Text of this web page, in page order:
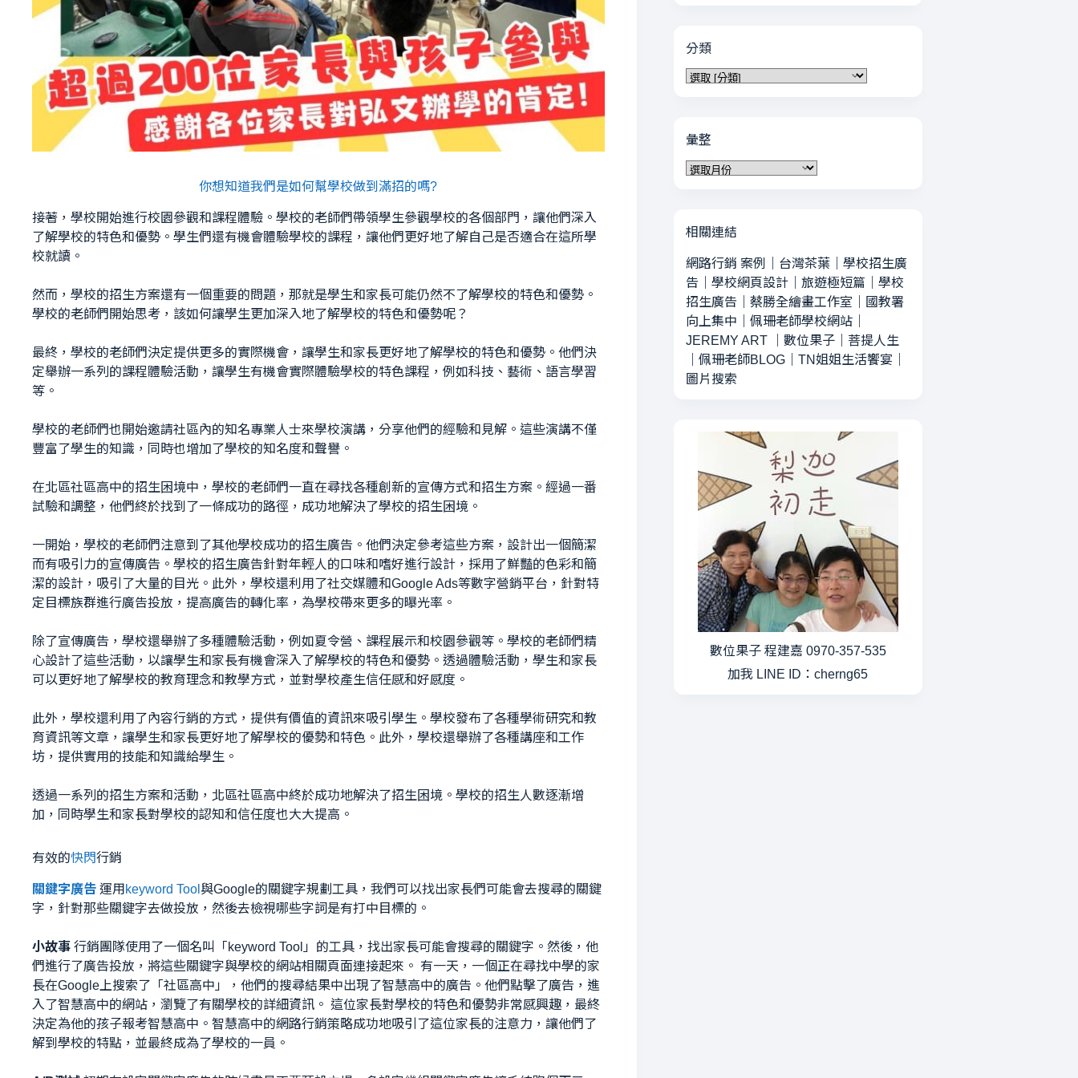
你想知道我們是如何幫學校做到滿招的嗎?
接著，學校開始進行校園參觀和課程體驗。學校的老師們帶領學生參觀學校的各個部門，讓他們深入
了解學校的特色和優勢。學生們還有機會體驗學校的課程，讓他們更好地了解自己是否適合在這所學
校就讀。
然而，學校的招生方案還有一個重要的問題，那就是學生和家長可能仍然不了解學校的特色和優勢。
學校的老師們開始思考，該如何讓學生更加深入地了解學校的特色和優勢呢？
最終，學校的老師們決定提供更多的實際機會，讓學生和家長更好地了解學校的特色和優勢。他們決
定舉辦一系列的課程體驗活動，讓學生有機會實際體驗學校的特色課程，例如科技、藝術、語言學習
等。
學校的老師們也開始邀請社區內的知名專業人士來學校演講，分享他們的經驗和見解。這些演講不僅
豐富了學生的知識，同時也增加了學校的知名度和聲譽。
在北區社區高中的招生困境中，學校的老師們一直在尋找各種創新的宣傳方式和招生方案。經過一番
試驗和調整，他們終於找到了一條成功的路徑，成功地解決了學校的招生困境。
一開始，學校的老師們注意到了其他學校成功的招生廣告。他們決定參考這些方案，設計出一個簡潔
而有吸引力的宣傳廣告。學校的招生廣告針對年輕人的口味和嗜好進行設計，採用了鮮豔的色彩和簡
潔的設計，吸引了大量的目光。此外，學校還利用了社交媒體和Google Ads等數字營銷平台，針對特
定目標族群進行廣告投放，提高廣告的轉化率，為學校帶來更多的曝光率。
除了宣傳廣告，學校還舉辦了多種體驗活動，例如夏令營、課程展示和校園參觀等。學校的老師們精
心設計了這些活動，以讓學生和家長有機會深入了解學校的特色和優勢。透過體驗活動，學生和家長
可以更好地了解學校的教育理念和教學方式，並對學校產生信任感和好感度。
此外，學校還利用了內容行銷的方式，提供有價值的資訊來吸引學生。學校發布了各種學術研究和教
育資訊等文章，讓學生和家長更好地了解學校的優勢和特色。此外，學校還舉辦了各種講座和工作
坊，提供實用的技能和知識給學生。
透過一系列的招生方案和活動，北區社區高中終於成功地解決了招生困境。學校的招生人數逐漸增
加，同時學生和家長對學校的認知和信任度也大大提高。
有效的快閃行銷
關鍵字廣告 運用 keyword Tool 與Google的關鍵字規劃工具，我們可以找出家長們可能會去搜尋的關鍵
字，針對那些關鍵字去做投放，然後去檢視哪些字詞是有打中目標的。
小故事 行銷團隊使用了一個名叫「keyword Tool」的工具，找出家長可能會搜尋的關鍵字。然後，他
們進行了廣告投放，將這些關鍵字與學校的網站相關頁面連接起來。 有一天，一個正在尋找中學的家
長在Google上搜索了「社區高中」，他們的搜尋結果中出現了智慧高中的廣告。他們點擊了廣告，進
入了智慧高中的網站，瀏覽了有關學校的詳細資訊。 這位家長對學校的特色和優勢非常感興趣，最終
決定為他的孩子報考智慧高中。智慧高中的網路行銷策略成功地吸引了這位家長的注意力，讓他們了
解到學校的特點，並最終成為了學校的一員。
分類
分
彙整
彙
相關連結
網路行銷 案例 台灣茶葉｜ 學校招生廣
告
學校網頁設計｜ 旅遊極短篇
學校
招生廣告
蔡勝全繪畫工作室
國教署
向上集中
佩珊老師學校網站｜
JEREMY ART｜ 數位果子｜ 菩提人生
佩珊老師BLOG｜ TN姐姐生活饗宴
圖片搜索
數位果子 程建嘉 0970-357-535
加我 LINE ID：cherng65